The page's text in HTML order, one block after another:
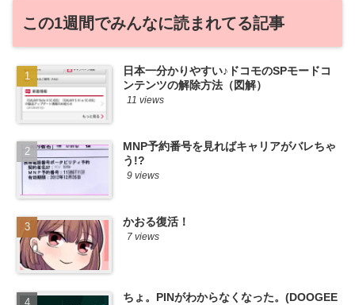
この1週間でみんなに読まれてる記事
日本一分かりやすい♪ドコモのSPモードコ
ンテンツの解除方法（図解）
11 views
MNP予約番号を見ればキャリアがバレちゃ
う!?
9 views
かおる復活！
7 views
ちょ。PINがわからなくなった。(DOOGEE